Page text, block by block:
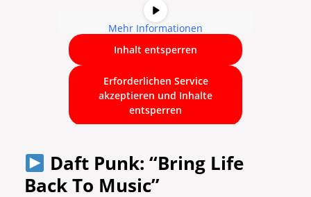
Mehr Informationen
Inhalt entsperren
Erforderlichen Service
akzeptieren und Inhalte
entsperren
Daft Punk: “Bring Life
Back To Music”